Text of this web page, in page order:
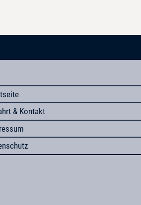
& Kontakt